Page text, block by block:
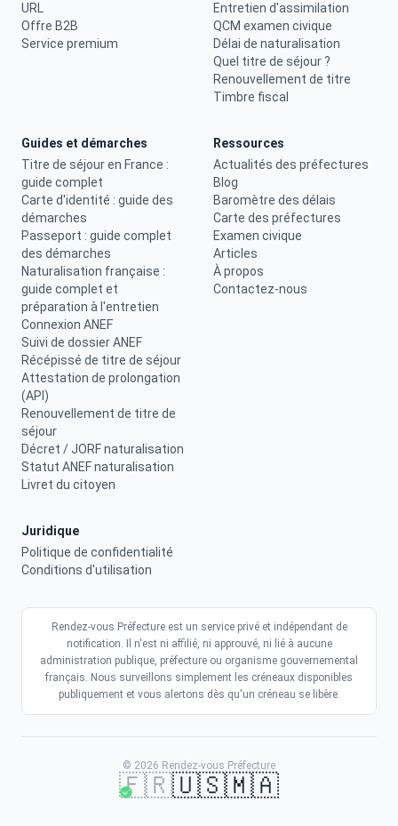
Activer mes alertes
URL
Offre B2B
Service premium
Entretien d'assimilation
QCM examen civique
Délai de naturalisation
Quel titre de séjour ?
Renouvellement de titre
Timbre fiscal
Guides et démarches
Titre de séjour en France :
guide complet
Carte d'identité : guide des
démarches
Passeport : guide complet
des démarches
Naturalisation française :
guide complet et
préparation à l'entretien
Connexion ANEF
Suivi de dossier ANEF
Récépissé de titre de séjour
Attestation de prolongation
(API)
Renouvellement de titre de
séjour
Décret / JORF naturalisation
Statut ANEF naturalisation
Livret du citoyen
Ressources
Actualités des préfectures
Blog
Baromètre des délais
Carte des préfectures
Examen civique
Articles
À propos
Contactez-nous
Juridique
Politique de confidentialité
Conditions d'utilisation
Rendez-vous Préfecture est un service privé et indépendant de
notification. Il n'est ni affilié, ni approuvé, ni lié à aucune
administration publique, préfecture ou organisme gouvernemental
français. Nous surveillons simplement les créneaux disponibles
publiquement et vous alertons dès qu'un créneau se libère.
© 2026 Rendez-vous Préfecture
🇫🇷🇺🇸🇲🇦
Obtenez un créneau plus vite Recevoir mes alertes